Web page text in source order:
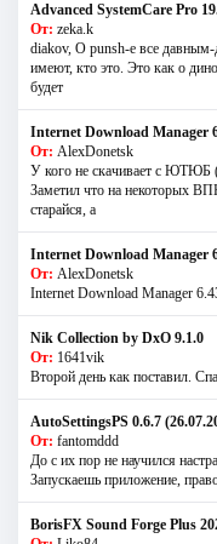
Advanced SystemCare Pro
От: zeka.k
diakov, О punsh-е все давным-
имеют, кто это. Это как о
будет
Internet Download Manager
От: AlexDonetsk
У кого не скачивает с ЮТЮБ
Заметил что на некоторых
старайся, а
Internet Download Manager
От: AlexDonetsk
Internet Download Manager
Nik Collection by DxO 9.1.0
От: 1641vik
Второй день как поставил.
AutoSettingsPS 0.6.7
От: fantomddd
До с их пор не научился
Запускаешь приложение,
BorisFX Sound Forge Plus